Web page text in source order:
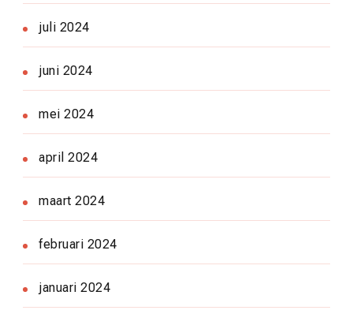
juli 2024
juni 2024
mei 2024
april 2024
maart 2024
februari 2024
januari 2024